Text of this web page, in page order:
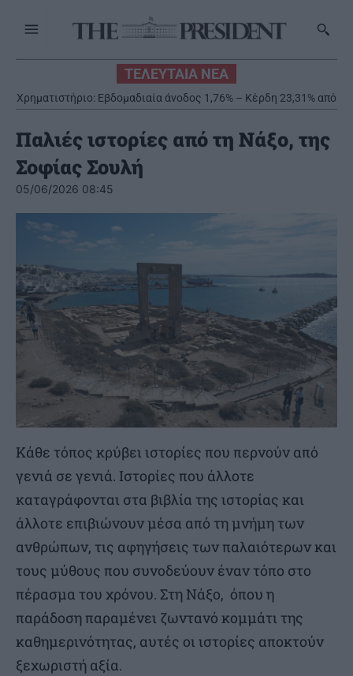
ΤΕΛΕΥΤΑΙΑ ΝΕΑ
Χρηματιστήριο: Εβδομαδιαία άνοδος 1,76% – Κέρδη 23,31% από
τις αρχές του έτους
Παλιές ιστορίες από τη Νάξο, της
Σοφίας Σουλή
05/06/2026 08:45
Κάθε τόπος κρύβει ιστορίες που περνούν από
γενιά σε γενιά. Ιστορίες που άλλοτε
καταγράφονται στα βιβλία της ιστορίας και
άλλοτε επιβιώνουν μέσα από τη μνήμη των
ανθρώπων, τις αφηγήσεις των παλαιότερων και
τους μύθους που συνοδεύουν έναν τόπο στο
πέρασμα του χρόνου. Στη Νάξο, όπου η
παράδοση παραμένει ζωντανό κομμάτι της
καθημερινότητας, αυτές οι ιστορίες αποκτούν
ξεχωριστή αξία.